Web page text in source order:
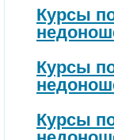
Курсы
Курсы
Курсы